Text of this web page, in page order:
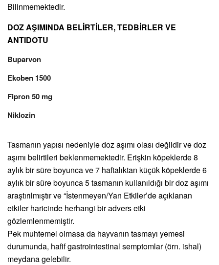
Bilinmemektedir.
DOZ AŞIMINDA BELİRTİLER, TEDBİRLER VE
ANTIDOTU
Buparvon
Ekoben 1500
Fipron 50 mg
Niklozin
Tasmanın yapısı nedeniyle doz aşımı olası değildir ve doz
aşımı belirtileri beklenmemektedir. Erişkin köpeklerde 8
aylık bir süre boyunca ve 7 haftalıktan küçük köpeklerde 6
aylık bir süre boyunca 5 tasmanın kullanıldığı bir doz aşımı
araştırılmıştır ve “İstenmeyen/Yan Etkiler’de açıklanan
etkiler haricinde herhangi bir advers etki
gözlemlenmemiştir.
Pek muhtemel olmasa da hayvanın tasmayı yemesi
durumunda, hafif gastrointestinal semptomlar (örn. ishal)
meydana gelebilir.